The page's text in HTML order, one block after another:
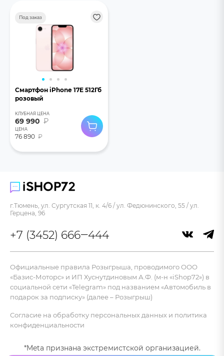
Под заказ
Смартфон iPhone 17E 512Гб
розовый
КЛУБНАЯ ЦЕНА
69 990 ₽
ЦЕНА
76 890 ₽
+7 (3452) 666‒444
г.Тюмень, ул. Сургутская 11, к. 4/6 / ул. Федюнинского, 55 / ул.
Герцена, 96
Согласие на обработку персональных данных и политика
конфиденциальности
Официальные правила Розыгрыша, проводимого ООО
«Базис-Моторс» и ИП Хуснутдиновым А.Ф. (м-н «iShop72») в
социальной сети «Telegram» под названием «Автомобиль в
подарок за подписку» (далее – Розыгрыш)
*Meta признана экстремистской организацией.